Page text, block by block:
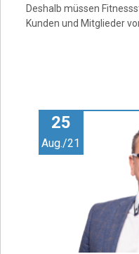
Deshalb müssen
Kunden und Mitglieder
25
Aug./21